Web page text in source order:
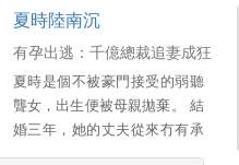
熊的仇恨烈焰，“待我重修十三
年，敢叫女皇下黃泉”。。
心，意外獲得判人生死、，斷
人因果的能力。 五湖富商，八
方大佬，哭著跪著討好，丈母
孃一家卻還以為他還是往日的
窩囊廢……。
夏時陸南沉
有孕出逃：千億總裁追妻成狂
夏時是個不被豪門接受的弱聽
聾女，出生便被母親拋棄。 結
婚三年，她的丈夫從來冇有承
認過她這個陸太太。 他的朋友